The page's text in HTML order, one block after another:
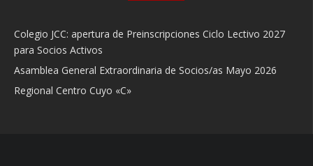
Colegio JCC: apertura de Preinscripciones Ciclo Lectivo 2027
para Socios Activos
Asamblea General Extraordinaria de Socios/as Mayo 2026
Regional Centro Cuyo «C»